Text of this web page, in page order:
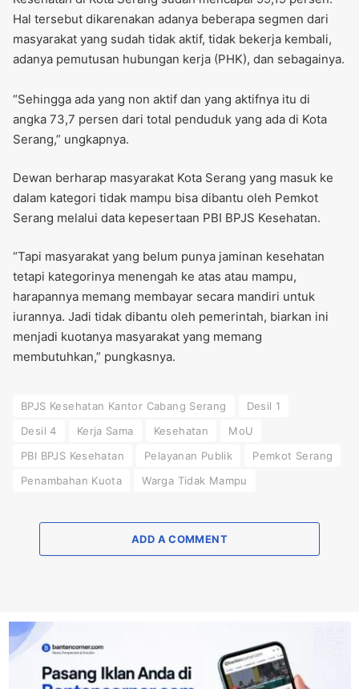
Hal tersebut dikarenakan adanya beberapa segmen dari
masyarakat yang sudah tidak aktif, tidak bekerja kembali,
adanya pemutusan hubungan kerja (PHK), dan sebagainya.
“‎Sehingga ada yang non aktif dan yang aktifnya itu di
angka 73,7 persen dari total penduduk yang ada di Kota
Serang,” ungkapnya.
Dewan berharap masyarakat Kota Serang yang masuk ke
dalam kategori tidak mampu bisa dibantu oleh Pemkot
Serang melalui data kepesertaan PBI BPJS Kesehatan.
“‎Tapi masyarakat yang belum punya jaminan kesehatan
tetapi kategorinya menengah ke atas atau mampu,
harapannya memang membayar secara mandiri untuk
iurannya. Jadi tidak dibantu oleh pemerintah, biarkan ini
menjadi kuotanya masyarakat yang memang
membutuhkan,” pungkasnya.
BPJS Kesehatan Kantor Cabang Serang
Desil 1
Desil 4
Kerja Sama Kesehatan
MoU
PBI BPJS Kesehatan
Pelayanan Publik
Pemkot Serang
Penambahan Kuota
Warga Tidak Mampu
ADD A COMMENT